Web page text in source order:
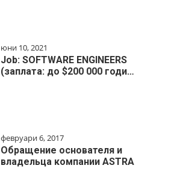
юни 10, 2021
Job: SOFTWARE ENGINEERS
(заплата: до $200 000 годи…
февруари 6, 2017
Обращение основателя и
владельца компании ASTRA